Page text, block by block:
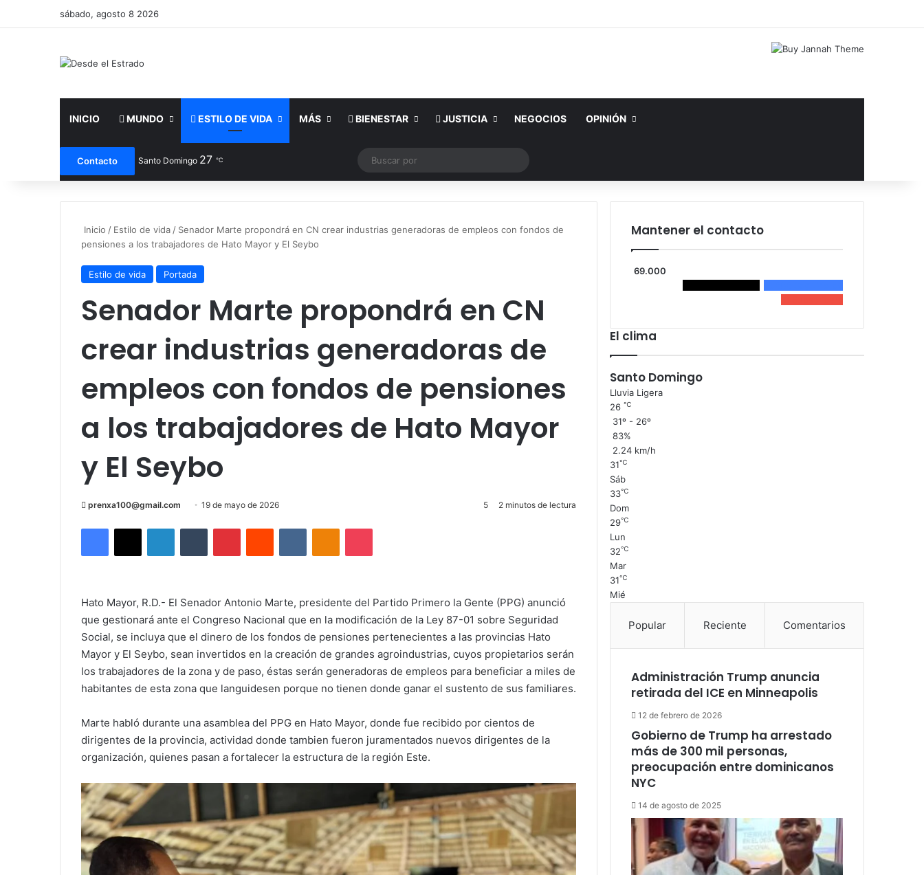
sábado, agosto 8 2026
INICIO MUNDO ESTILO DE VIDA MÁS BIENESTAR JUSTICIA NEGOCIOS OPINIÓN
Contacto Santo Domingo 27 ℃ Publicación al azar
Switch skin
por
Inicio / Estilo de vida / Senador Marte propondrá en CN crear industrias generadoras de empleos con fondos de
pensiones a los trabajadores de Hato Mayor y El Seybo
Estilo de vida Portada
Senador Marte propondrá en CN
crear industrias generadoras de
empleos con fondos de pensiones
a los trabajadores de Hato Mayor
y El Seybo
prenxa100@gmail.com
Send19 de mayo de 2026 5 2 minutos de lectura
Facebook
X LinkedInTumblr PinterestReddit VKontakteOdnoklassniki
Pocket
Hato Mayor, R.D.- El Senador Antonio Marte, presidente del Partido Primero la Gente (PPG) anunció
que gestionará ante el Congreso Nacional que en la modificación de la Ley 87-01 sobre Seguridad
Social, se incluya que el dinero de los fondos de pensiones pertenecientes a las provincias Hato
Mayor y El Seybo, sean invertidos en la creación de grandes agroindustrias, cuyos propietarios serán
los trabajadores de la zona y de paso, éstas serán generadoras de empleos para beneficiar a miles de
habitantes de esta zona que languidesen porque no tienen donde ganar el sustento de sus familiares.
Marte habló durante una asamblea del PPG en Hato Mayor, donde fue recibido por cientos de
dirigentes de la provincia, actividad donde tambien fueron juramentados nuevos dirigentes de la
organización, quienes pasan a fortalecer la estructura de la región Este.
Mantener el contacto
69.000
El clima
Santo Domingo
Lluvia Ligera
26℃
31º - 26º
83%
2.24 km/h
31℃
Sáb
33℃
Dom
29℃
Lun
32℃
Mar
31℃
Mié
Popular Reciente Comentarios
Administración Trump anuncia
retirada del ICE en Minneapolis
12 de febrero de 2026
Gobierno de Trump ha arrestado
más de 300 mil personas,
preocupación entre dominicanos
NYC
14 de agosto de 2025